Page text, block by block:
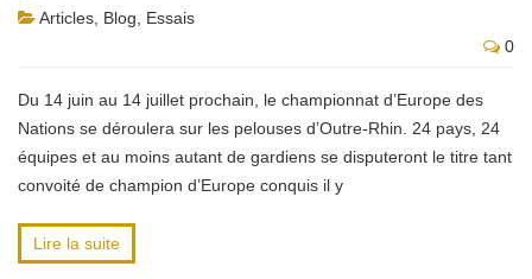
Articles Blog
Essais
0
Du 14 juin au 14 juillet prochain, le championnat d’Europe des
Nations se déroulera sur les pelouses d’Outre-Rhin. 24 pays, 24
équipes et au moins autant de gardiens se disputeront le titre tant
convoité de champion d’Europe conquis il y
Lire la suite